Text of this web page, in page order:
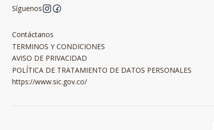
Síguenos
Contáctanos
TERMINOS Y CONDICIONES
AVISO DE PRIVACIDAD
POLÍTICA DE TRATAMIENTO DE DATOS PERSONALES
https://www.sic.gov.co/